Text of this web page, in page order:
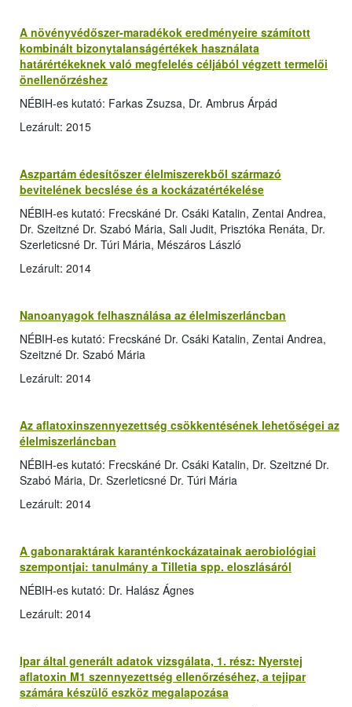
A növényvédőszer-maradékok eredményeire számított
kombinált bizonytalanságértékek használata
határértékeknek való megfelelés céljából végzett termelői
önellenőrzéshez
NÉBIH-es kutató: Farkas Zsuzsa, Dr. Ambrus Árpád
Lezárult: 2015
Aszpartám édesítőszer élelmiszerekből származó
bevitelének becslése és a kockázatértékelése
NÉBIH-es kutató: Frecskáné Dr. Csáki Katalin, Zentai Andrea,
Dr. Szeitzné Dr. Szabó Mária, Sali Judit, Prisztóka Renáta, Dr.
Szerleticsné Dr. Túri Mária, Mészáros László
Lezárult: 2014
Nanoanyagok felhasználása az élelmiszerláncban
NÉBIH-es kutató: Frecskáné Dr. Csáki Katalin, Zentai Andrea,
Szeitzné Dr. Szabó Mária
Lezárult: 2014
Az aflatoxinszennyezettség csökkentésének lehetőségei az
élelmiszerláncban
NÉBIH-es kutató: Frecskáné Dr. Csáki Katalin, Dr. Szeitzné Dr.
Szabó Mária, Dr. Szerleticsné Dr. Túri Mária
Lezárult: 2014
A gabonaraktárak karanténkockázatainak aerobiológiai
szempontjai: tanulmány a Tilletia spp. eloszlásáról
NÉBIH-es kutató: Dr. Halász Ágnes
Lezárult: 2014
Ipar által generált adatok vizsgálata, 1. rész: Nyerstej
aflatoxin M1 szennyezettség ellenőrzéséhez, a tejipar
számára készülő eszköz megalapozása